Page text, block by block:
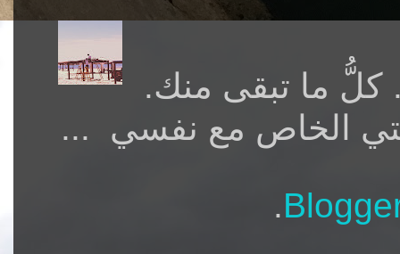
كلُّ ما تبقى منك.
الخاص مع نفسي ...
.